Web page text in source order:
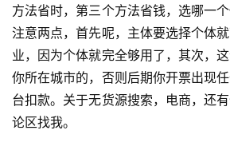
方法省时，第三个方法省钱，选哪一
注意两点，首先呢，主体要选择个体
业，因为个体就完全够用了，其次，
你所在城市的，否则后期你开票出现
台扣款。关于无货源搜索，电商，还
论区找我。